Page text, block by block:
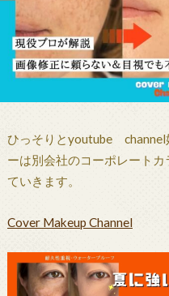
ひっそりとyoutube channel
ーは別会社のコーポレート
ていきます。
Cover Makeup Channel